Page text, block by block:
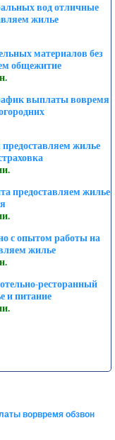
вод отличные
жилье
материалов без
общежитие
выплаты вовремя
жилье
предоставляем жилье
с опытом работы на
жилье
ресторанный
и питание
ворвремя обзвон